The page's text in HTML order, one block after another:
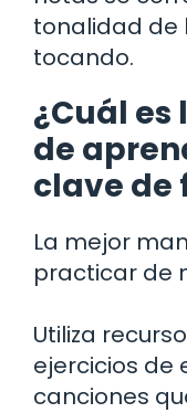
tonalidad de
tocando.
¿Cuál
de
clave de
La mejor
practicar de
Utiliza
ejercicios de
canciones